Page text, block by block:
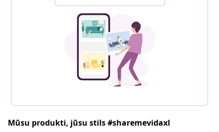
Mūsu produkti, jūsu stils #sharemevidaxl